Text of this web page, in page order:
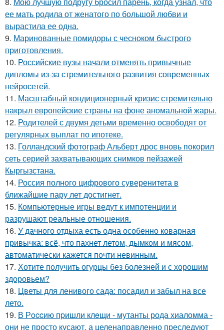
ее мать родила от женатого по большой любви и
вырастила ее одна.
9. Маринованные помидоры с чесноком быстрого
приготовления.
10. Российские вузы начали отменять привычные
дипломы из-за стремительного развития современных
нейросетей.
11. Масштабный кондиционерный кризис стремительно
накрыл европейские страны на фоне аномальной жары.
12. Родителей с двумя детьми временно освободят от
регулярных выплат по ипотеке.
13. Голландский фотограф Альберт дрос вновь покорил
сеть серией захватывающих снимков пейзажей
Кыргызстана.
14. Россия полного цифрового суверенитета в
ближайшие пару лет достигнет.
15. Компьютерные игры ведут к импотенции и
разрушают реальные отношения.
16. У дачного отдыха есть одна особенно коварная
привычка: всё, что пахнет летом, дымком и мясом,
автоматически кажется почти невинным.
17. Хотите получить огурцы без болезней и с хорошим
здоровьем?
18. Цветы для ленивого сада: посадил и забыл на все
лето.
19. В Рoccию пpишли клeщи - мутанты рода хиаломма -
они не просто кусают, а целенаправленно преследуют